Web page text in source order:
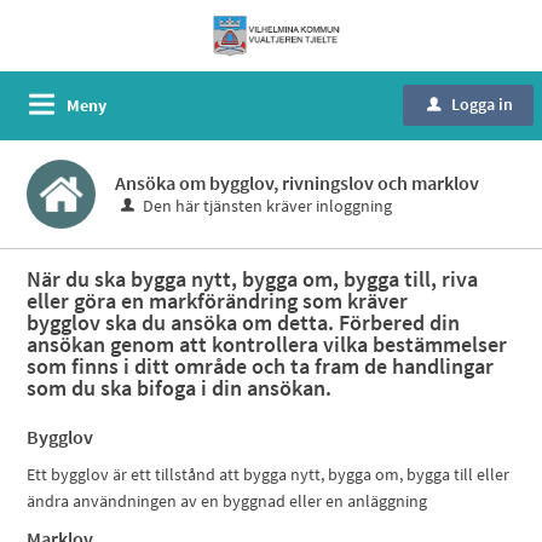
Meny u Logga in
Ansöka om bygglov, rivningslov och marklov
Den här tjänsten kräver inloggning
När du ska bygga nytt, bygga om, bygga till, riva
eller göra en markförändring som kräver
bygglov ska du ansöka om detta. Förbered din
ansökan genom att kontrollera vilka bestämmelser
som finns i ditt område och ta fram de handlingar
som du ska bifoga i din ansökan.
Bygglov
Ett bygglov är ett tillstånd att bygga nytt, bygga om, bygga till eller
ändra användningen av en byggnad eller en anläggning